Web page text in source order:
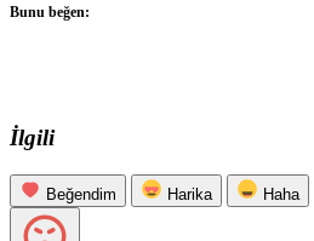
Bunu beğen:
İlgili
Beğendim Harika Haha